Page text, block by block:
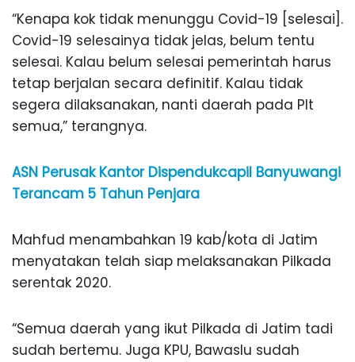
“Kenapa kok tidak menunggu Covid-19 [selesai].
Covid-19 selesainya tidak jelas, belum tentu
selesai. Kalau belum selesai pemerintah harus
tetap berjalan secara definitif. Kalau tidak
segera dilaksanakan, nanti daerah pada Plt
semua,” terangnya.
ASN Perusak Kantor Dispendukcapil Banyuwangi
Terancam 5 Tahun Penjara
Mahfud menambahkan 19 kab/kota di Jatim
menyatakan telah siap melaksanakan Pilkada
serentak 2020.
“Semua daerah yang ikut Pilkada di Jatim tadi
sudah bertemu. Juga KPU, Bawaslu sudah